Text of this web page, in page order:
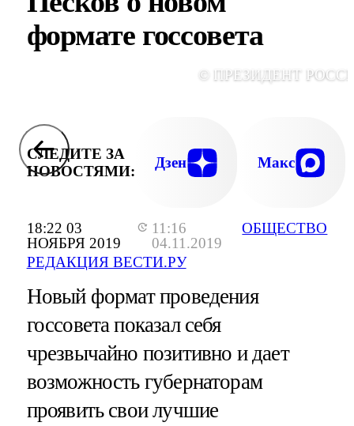
18:22 03
НОЯБРЯ 2019
11:16
04.11.2019
РЕДАКЦИЯ ВЕСТИ.РУ
ОБЩЕСТВО
формате госсовета
© ПРЕЗИДЕНТ
СЛЕДИТЕ ЗА
НОВОСТЯМИ:
Дзен Макс
Новый формат проведения
госсовета показал себя
чрезвычайно позитивно и дает
возможность губернаторам
проявить свои лучшие